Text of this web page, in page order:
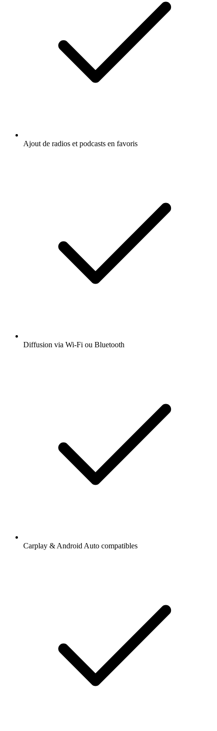
Ajout de radios et podcasts en favoris
Diffusion via Wi-Fi ou Bluetooth
Carplay & Android Auto compatibles